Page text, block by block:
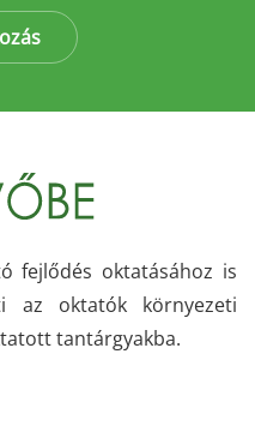
fejlődés oktatásához is
az oktatók környezeti
tantárgyakba.